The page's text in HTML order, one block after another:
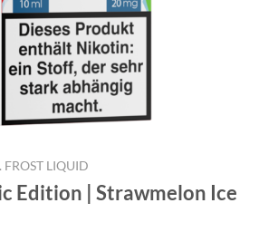
FROST LIQUID
Edition | Strawmelon Ice